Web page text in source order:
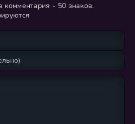
- 50 знаков.